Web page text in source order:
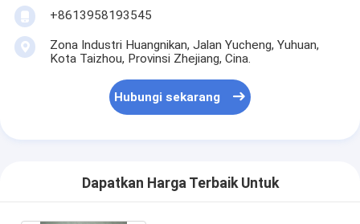
+8613958193545
Zona Industri Huangnikan, Jalan Yucheng, Yuhuan,
Kota Taizhou, Provinsi Zhejiang, Cina.
Hubungi sekarang
Dapatkan Harga Terbaik Untuk